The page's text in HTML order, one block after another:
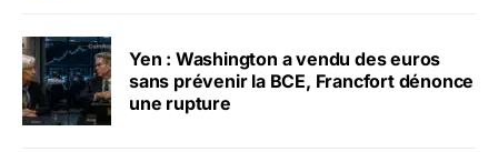
Yen : Washington a vendu des euros
sans prévenir la BCE, Francfort dénonce
une rupture